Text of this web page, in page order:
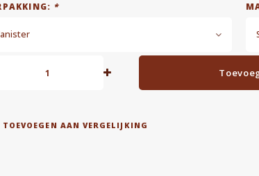
*
TOEVOEGEN AAN VERGELIJKING